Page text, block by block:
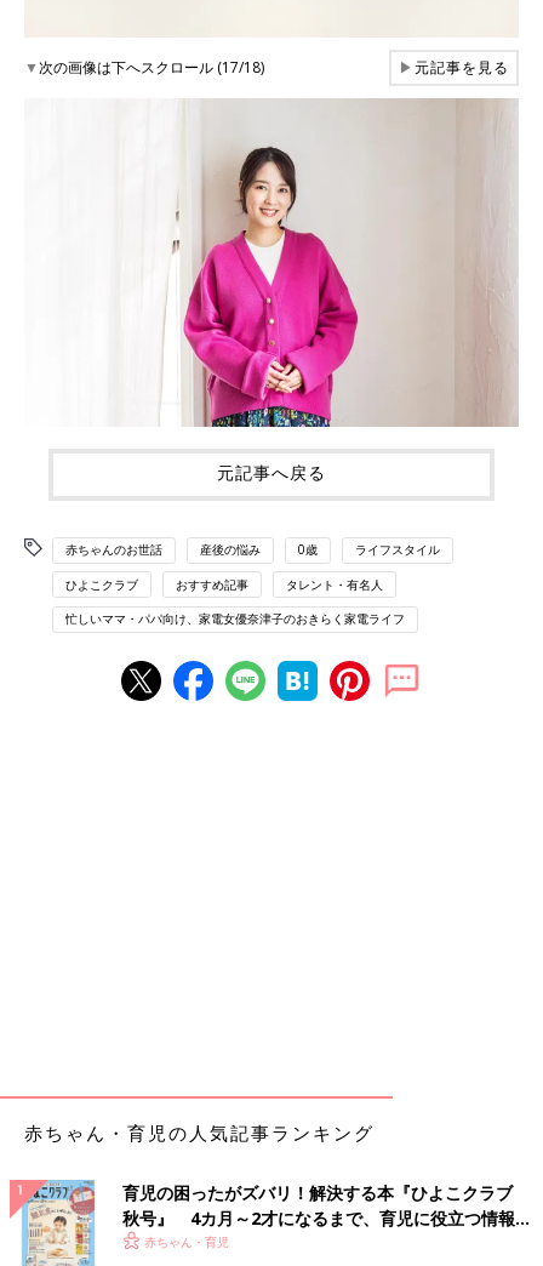
▼次の画像は下へスクロール (17/18) ▶元記事を見る
元記事へ戻る
赤ちゃんのお世話 産後の悩み 0歳 ライフスタイル
ひよこクラブ おすすめ記事 タレント・有名人
忙しいママ・パパ向け、家電女優奈津子のおきらく家電ライフ
赤ちゃん・育児の人気記事ランキング
育児の困ったがズバリ！解決する本『ひよこクラブ
秋号』 4カ月～2才になるまで、育児に役立つ情報が
いっぱい！
赤ちゃん・育児